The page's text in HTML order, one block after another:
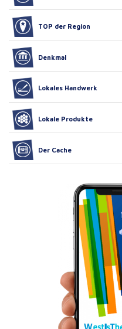
TOP der Region
Denkmal
Lokales Handwerk
Lokale Produkte
Der Cache